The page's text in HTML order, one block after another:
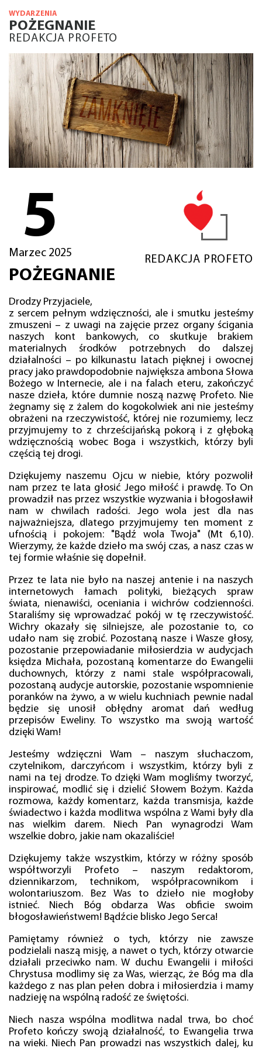
WYDARZENIA
POŻEGNANIE
REDAKCJA PROFETO
5
Marzec 2025
REDAKCJA PROFETO
POŻEGNANIE
Drodzy Przyjaciele,
z sercem pełnym wdzięczności, ale i smutku jesteśmy
zmuszeni – z uwagi na zajęcie przez organy ścigania
naszych kont bankowych, co skutkuje brakiem
materialnych środków potrzebnych do dalszej
działalności – po kilkunastu latach pięknej i owocnej
pracy jako prawdopodobnie największa ambona Słowa
Bożego w Internecie, ale i na falach eteru, zakończyć
nasze dzieła, które dumnie noszą nazwę Profeto. Nie
żegnamy się z żalem do kogokolwiek ani nie jesteśmy
obrażeni na rzeczywistość, której nie rozumiemy, lecz
przyjmujemy to z chrześcijańską pokorą i z głęboką
wdzięcznością wobec Boga i wszystkich, którzy byli
częścią tej drogi.
Dziękujemy naszemu Ojcu w niebie, który pozwolił
nam przez te lata głosić Jego miłość i prawdę. To On
prowadził nas przez wszystkie wyzwania i błogosławił
nam w chwilach radości. Jego wola jest dla nas
najważniejsza, dlatego przyjmujemy ten moment z
ufnością i pokojem: "Bądź wola Twoja" (Mt 6,10).
Wierzymy, że każde dzieło ma swój czas, a nasz czas w
tej formie właśnie się dopełnił.
Przez te lata nie było na naszej antenie i na naszych
internetowych łamach polityki, bieżących spraw
świata, nienawiści, oceniania i wichrów codzienności.
Staraliśmy się wprowadzać pokój w tę rzeczywistość.
Wichry okazały się silniejsze, ale pozostanie to, co
udało nam się zrobić. Pozostaną nasze i Wasze głosy,
pozostanie przepowiadanie miłosierdzia w audycjach
księdza Michała, pozostaną komentarze do Ewangelii
duchownych, którzy z nami stale współpracowali,
pozostaną audycje autorskie, pozostanie wspomnienie
poranków na żywo, a w wielu kuchniach pewnie nadal
będzie się unosił obłędny aromat dań według
przepisów Eweliny. To wszystko ma swoją wartość
dzięki Wam!
Jesteśmy wdzięczni Wam – naszym słuchaczom,
czytelnikom, darczyńcom i wszystkim, którzy byli z
nami na tej drodze. To dzięki Wam mogliśmy tworzyć,
inspirować, modlić się i dzielić Słowem Bożym. Każda
rozmowa, każdy komentarz, każda transmisja, każde
świadectwo i każda modlitwa wspólna z Wami były dla
nas wielkim darem. Niech Pan wynagrodzi Wam
wszelkie dobro, jakie nam okazaliście!
Dziękujemy także wszystkim, którzy w różny sposób
współtworzyli Profeto – naszym redaktorom,
dziennikarzom, technikom, współpracownikom i
wolontariuszom. Bez Was to dzieło nie mogłoby
istnieć. Niech Bóg obdarza Was obficie swoim
błogosławieństwem! Bądźcie blisko Jego Serca!
Pamiętamy również o tych, którzy nie zawsze
podzielali naszą misję, a nawet o tych, którzy otwarcie
działali przeciwko nam. W duchu Ewangelii i miłości
Chrystusa modlimy się za Was, wierząc, że Bóg ma dla
każdego z nas plan pełen dobra i miłosierdzia i mamy
nadzieję na wspólną radość ze świętości.
Niech nasza wspólna modlitwa nadal trwa, bo choć
Profeto kończy swoją działalność, to Ewangelia trwa
na wieki. Niech Pan prowadzi nas wszystkich dalej, ku